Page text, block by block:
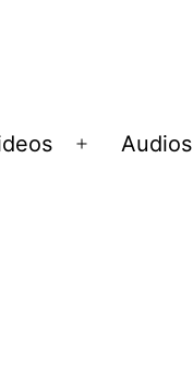
Abrir
Audios